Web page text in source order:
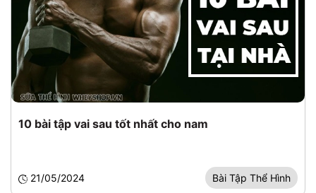
10 bài tập vai sau tốt nhất cho nam
21/05/2024 Bài Tập Thể Hình